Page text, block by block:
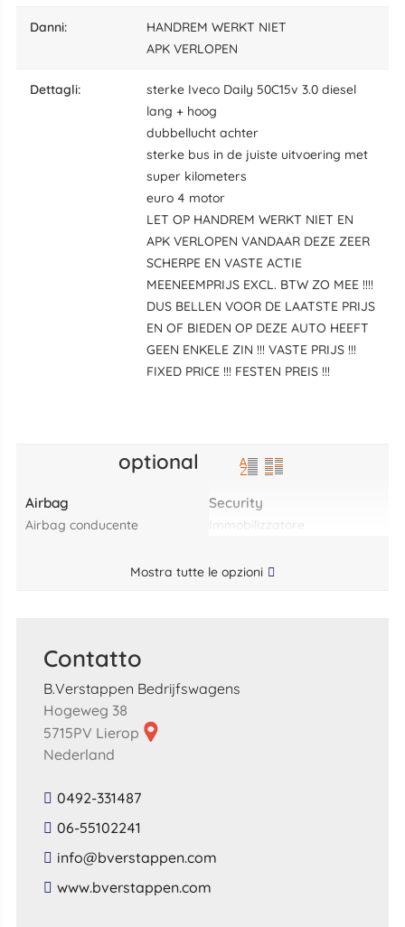
danni:
HANDREM WERKT NIET
APK VERLOPEN
dettagli:
sterke Iveco Daily 50C15v 3.0 diesel
lang + hoog
dubbellucht achter
sterke bus in de juiste uitvoering met
super kilometers
euro 4 motor
LET OP HANDREM WERKT NIET EN
APK VERLOPEN VANDAAR DEZE ZEER
SCHERPE EN VASTE ACTIE
MEENEEMPRIJS EXCL. BTW ZO MEE !!!!
DUS BELLEN VOOR DE LAATSTE PRIJS
EN OF BIEDEN OP DEZE AUTO HEEFT
GEEN ENKELE ZIN !!! VASTE PRIJS !!!
FIXED PRICE !!! FESTEN PREIS !!!
optional
Airbag
airbag conducente
Security
immobilizzatore
Mostra tutte le opzioni
Contatto
B.Verstappen Bedrijfswagens
Hogeweg 38
5715PV Lierop
Nederland
0492-331487
06-55102241
​info​@​bverstappen​.​com​
​www​.​bverstappen​.​com​